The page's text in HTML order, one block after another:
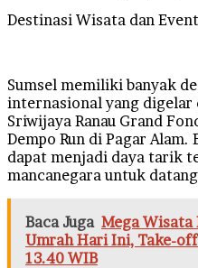
Destinasi Wisata dan
Sumsel memiliki banyak
internasional yang
Sriwijaya Ranau Grand
Dempo Run di Pagar
dapat menjadi daya tarik
mancanegara untuk
Baca Juga Mega Wisata
Umrah Hari Ini, Take-
13.40 WIB